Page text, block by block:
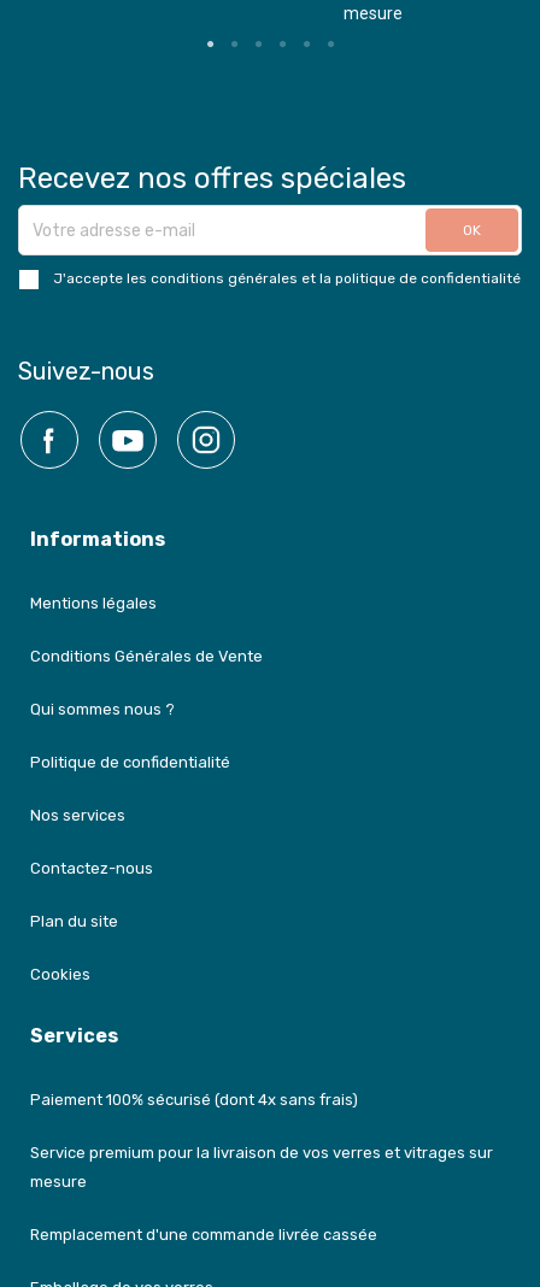
mesure
Recevez nos offres spéciales
J'accepte les conditions générales et la politique de confidentialité
Suivez-nous
Facebook YouTube
Informations
Mentions légales
Conditions Générales de Vente
Qui sommes nous ?
Politique de confidentialité
Nos services
Contactez-nous
Plan du site
Cookies
Services
Paiement 100% sécurisé (dont 4x sans frais)
Service premium pour la livraison de vos verres et vitrages sur
mesure
Remplacement d'une commande livrée cassée